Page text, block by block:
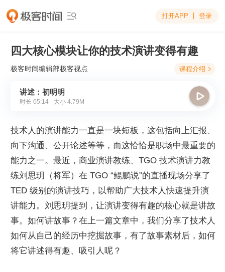
 打开APP 登录
四大核心模块让你的技术演讲变得有趣
极客时间编辑部极客视点 课程介绍 
讲述：初明明
时长 05:14 大小 4.79M

技术人的演讲能力一直是一块短板，这包括向上汇报、
向下沟通、公开论述等等，而这恰恰是职场中最重要的
能力之一。最近，商业演讲教练、TGO 技术演讲力教
练刘思玥（将军）在 TGO “鲲鹏说”的直播现场分享了
TED 级别的演讲技巧，以帮助广大技术人快速提升演
讲能力。刘思玥提到，让演讲变得有趣的核心就是讲故
事。如何讲故事？在上一篇文章中，我们分享了技术人
如何从自己的经历中挖掘故事，有了故事素材后，如何
将它讲述得有趣、吸引人呢？